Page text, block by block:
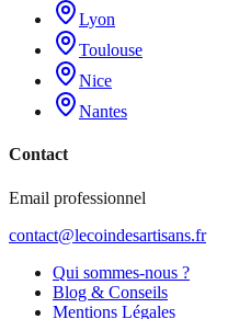
Lyon
Toulouse
Nice
Nantes
Contact
Email professionnel
contact@lecoindesartisans.fr
Qui sommes-nous ?
Blog & Conseils
Mentions Légales